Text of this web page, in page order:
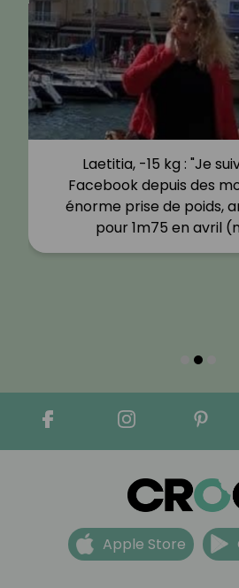
Laetitia, -15 kg : "Je
Facebook depuis des
énorme prise de poids,
pour 1m75 en avril
Apple Store